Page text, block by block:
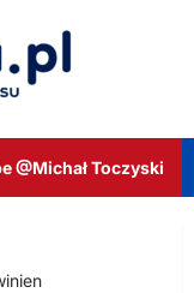
@Michał Toczyski